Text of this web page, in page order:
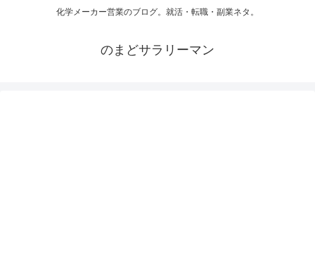
化学メーカー営業のブログ。就活・転職・副業ネタ。
のまどサラリーマン